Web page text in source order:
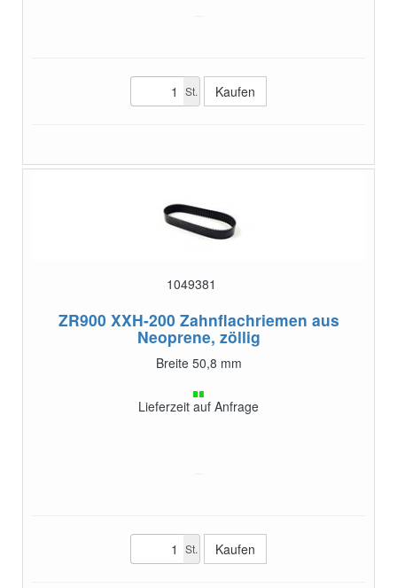
St.
1049381
ZR900 XXH-200 Zahnflachriemen aus
Neoprene, zöllig
Breite 50,8 mm
Lieferzeit auf Anfrage
St.